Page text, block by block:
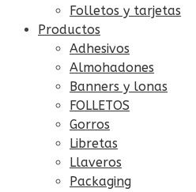
Folletos y tarjetas
Productos
Adhesivos
Almohadones
Banners y lonas
FOLLETOS
Gorros
Libretas
Llaveros
Packaging